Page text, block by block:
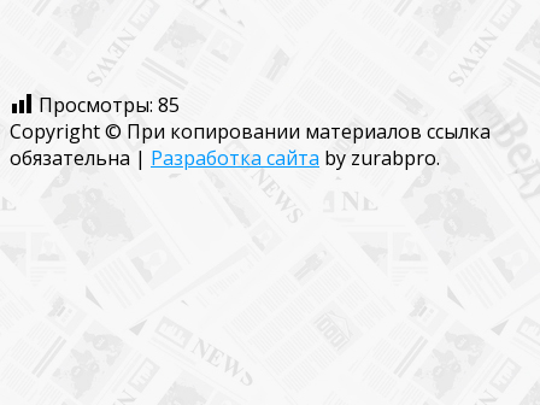
Просмотры: 85
Copyright © При копировании материалов ссылка
обязательна | Разработка сайта by zurabpro.